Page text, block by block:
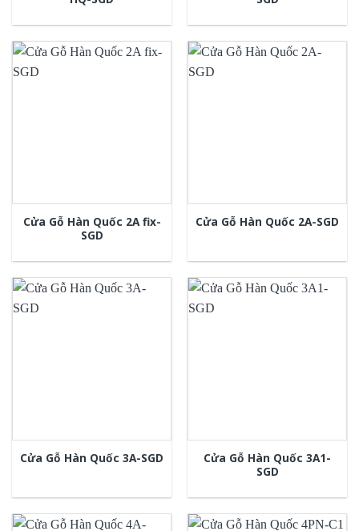
Cửa Gỗ Hàn Quốc 2A fix-
SGD
Cửa Gỗ Hàn Quốc 2A-SGD
Cửa Gỗ Hàn Quốc 3A-SGD
Cửa Gỗ Hàn Quốc 3A1-
SGD